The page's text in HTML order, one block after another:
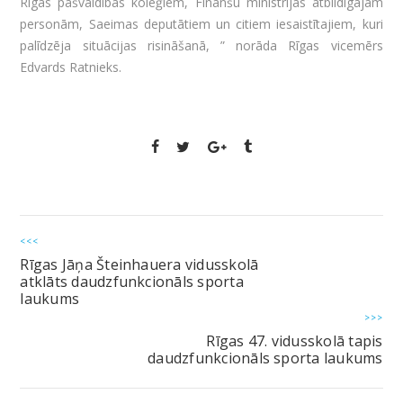
personām, Saeimas deputātiem un citiem iesaistītajiem, kuri
palīdzēja situācijas risināšanā, ” norāda Rīgas vicemērs
Edvards Ratnieks.
<<<
Rīgas Jāņa Šteinhauera vidusskolā
atklāts daudzfunkcionāls sporta
laukums
>>>
Rīgas 47. vidusskolā tapis
daudzfunkcionāls sporta laukums